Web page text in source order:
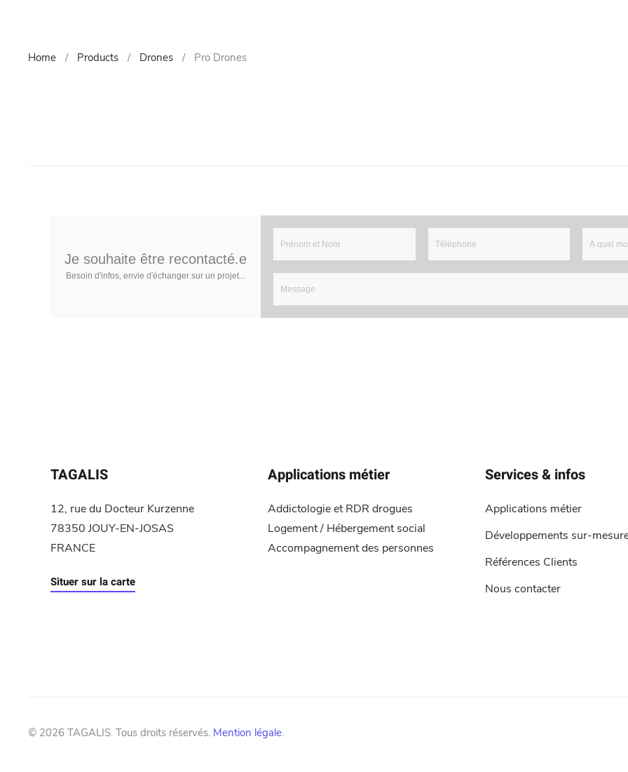
Home Products Drones Pro Drones
Je souhaite être recontacté.e
Besoin d'infos, envie d'échanger sur un projet...
TAGALIS
12, rue du Docteur Kurzenne
78350 JOUY-EN-JOSAS
FRANCE
Situer sur la carte
Applications métier
Addictologie et RDR drogues
Logement / Hébergement social
Accompagnement des personnes
Services & infos
Applications métier
Développements sur-
Références Clients
Nous contacter
© 2026 TAGALIS. Tous droits réservés. Mention légale.